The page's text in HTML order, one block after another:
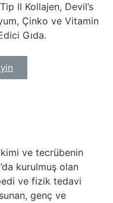
II Kollajen, Devil’s
Çinko ve Vitamin
Gıda.
ve tecrübenin
kurulmuş olan
ve fizik tedavi
genç ve